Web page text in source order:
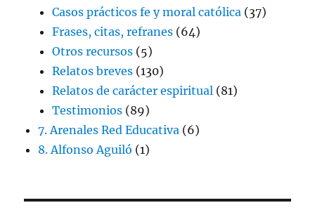
Casos prácticos fe y moral católica (37)
Frases, citas, refranes (64)
Otros recursos (5)
Relatos breves (130)
Relatos de carácter espiritual (81)
Testimonios (89)
7. Arenales Red Educativa (6)
8. Alfonso Aguiló (1)